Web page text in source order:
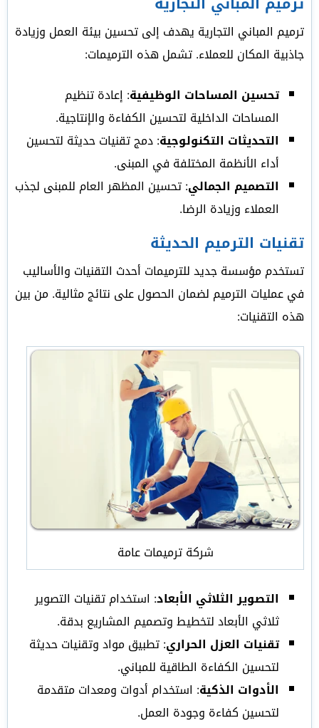
ترميم المباني التجارية يهدف إلى تحسين بيئة العمل وزيادة
جاذبية المكان للعملاء. تشمل هذه الترميمات:
تحسين المساحات الوظيفية: إعادة تنظيم
المساحات الداخلية لتحسين الكفاءة والإنتاجية.
التحديثات التكنولوجية: دمج تقنيات حديثة لتحسين
أداء الأنظمة المختلفة في المبنى.
التصميم الجمالي: تحسين المظهر العام للمبنى لجذب
العملاء وزيادة الرضا.
تقنيات الترميم الحديثة
تستخدم مؤسسة جديد للترميمات أحدث التقنيات والأساليب
في عمليات الترميم لضمان الحصول على نتائج مثالية. من بين
هذه التقنيات:
شركة ترميمات عامة
التصوير الثلاثي الأبعاد: استخدام تقنيات التصوير
ثلاثي الأبعاد لتخطيط وتصميم المشاريع بدقة.
تقنيات العزل الحراري: تطبيق مواد وتقنيات حديثة
لتحسين الكفاءة الطاقية للمباني.
الأدوات الذكية: استخدام أدوات ومعدات متقدمة
لتحسين كفاءة وجودة العمل.